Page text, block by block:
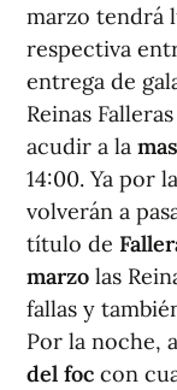
marzo tendrá
respectiva
entrega de
Reinas
acudir a la
14:00. Ya por
volverán a
título de
marzo las
fallas y
Por la noche,
del foc con